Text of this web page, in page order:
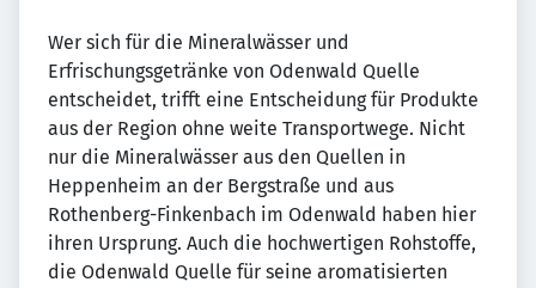
Wer sich für die Mineralwässer und
Erfrischungsgetränke von Odenwald Quelle
entscheidet, trifft eine Entscheidung für Produkte
aus der Region ohne weite Transportwege. Nicht
nur die Mineralwässer aus den Quellen in
Heppenheim an der Bergstraße und aus
Rothenberg-Finkenbach im Odenwald haben hier
ihren Ursprung. Auch die hochwertigen Rohstoffe,
die Odenwald Quelle für seine aromatisierten